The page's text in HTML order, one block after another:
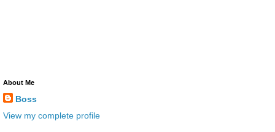
About Me
Boss
View my complete profile